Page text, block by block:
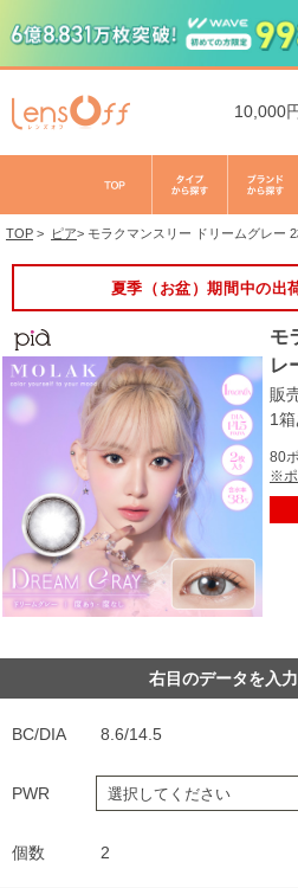
10,000
TOP > ピア> モラクマンスリー ドリームグレー 2
夏季（お盆）期間中の出
モ
レ
販
1
80
※ポ
右目のデータを入
BC/DIA 8.6/14.5
PWR
個数 2